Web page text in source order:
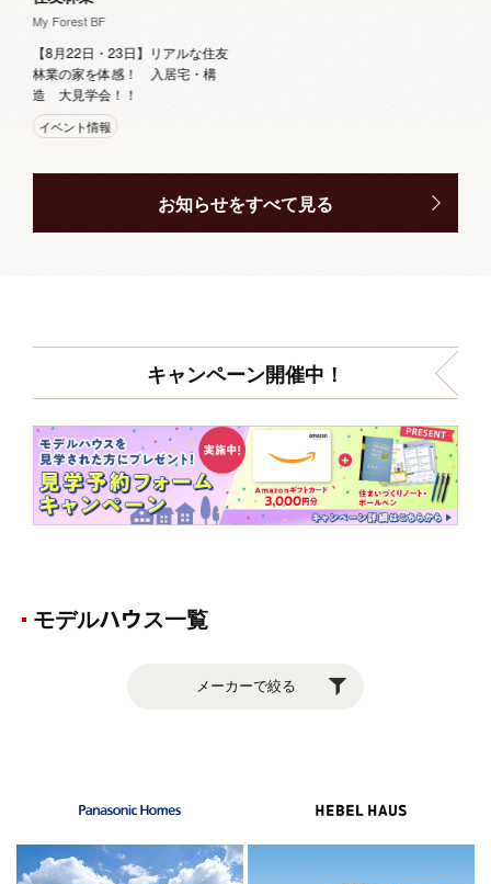
My Forest BF
【8月22日・23日】リアルな住友
林業の家を体感！ 入居宅・構
造 大見学会！！
イベント情報
お知らせをすべて見る
キャンペーン開催中！
モデルハウス一覧